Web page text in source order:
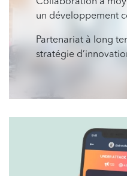
Collaboration à
un développement
Partenariat à long
stratégie